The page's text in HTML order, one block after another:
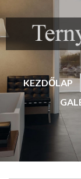
KEZDŐLAP